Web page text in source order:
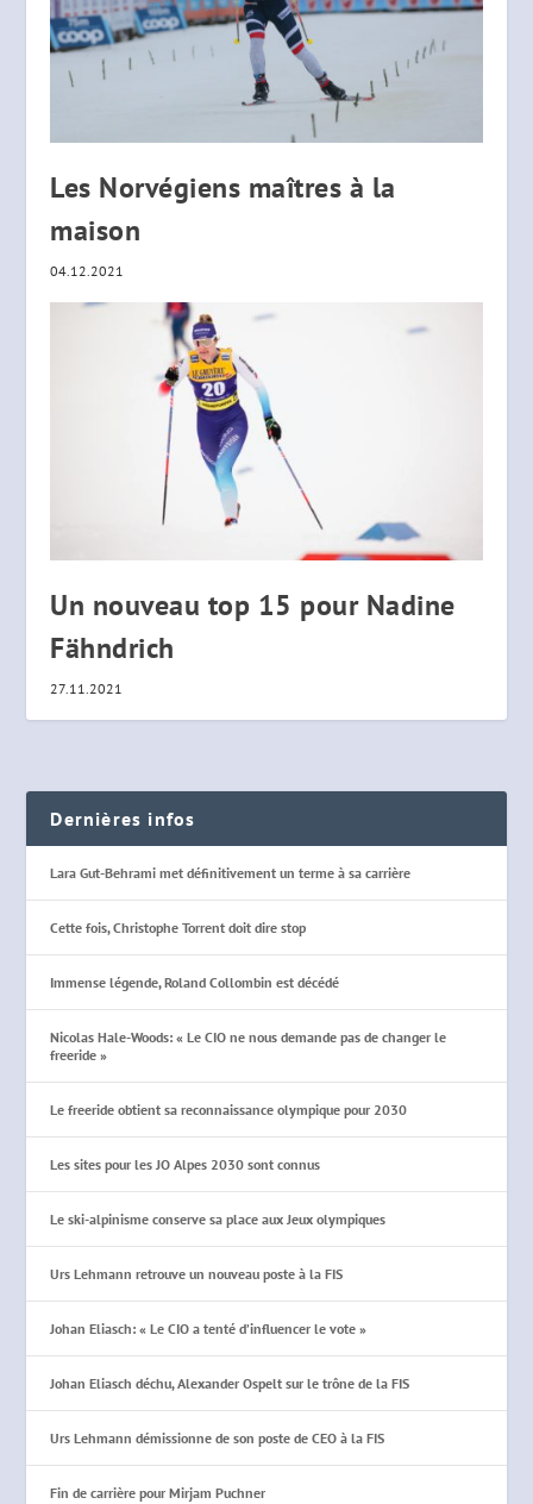
Les Norvégiens maîtres à la
maison
04.12.2021
Un nouveau top 15 pour Nadine
Fähndrich
27.11.2021
Dernières infos
Lara Gut-Behrami met définitivement un terme à sa carrière
Cette fois, Christophe Torrent doit dire stop
Immense légende, Roland Collombin est décédé
Nicolas Hale-Woods: « Le CIO ne nous demande pas de changer le
freeride »
Le freeride obtient sa reconnaissance olympique pour 2030
Les sites pour les JO Alpes 2030 sont connus
Le ski-alpinisme conserve sa place aux Jeux olympiques
Urs Lehmann retrouve un nouveau poste à la FIS
Johan Eliasch: « Le CIO a tenté d’influencer le vote »
Johan Eliasch déchu, Alexander Ospelt sur le trône de la FIS
Urs Lehmann démissionne de son poste de CEO à la FIS
Fin de carrière pour Mirjam Puchner